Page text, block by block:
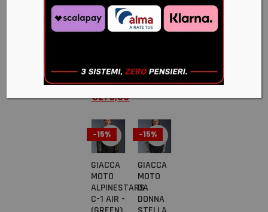
VENTILATA
E
PROTEZIONE
2
€300,00
€270,00
IMPERMEABILI
E
€152,00
-15%
GIACCA
MOTO
ALPINESTARS
C-1 AIR -
-15%
GIACCA
MOTO
DA
DONNA